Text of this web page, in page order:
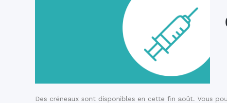
Des créneaux sont disponibles en cette fin août. Vous